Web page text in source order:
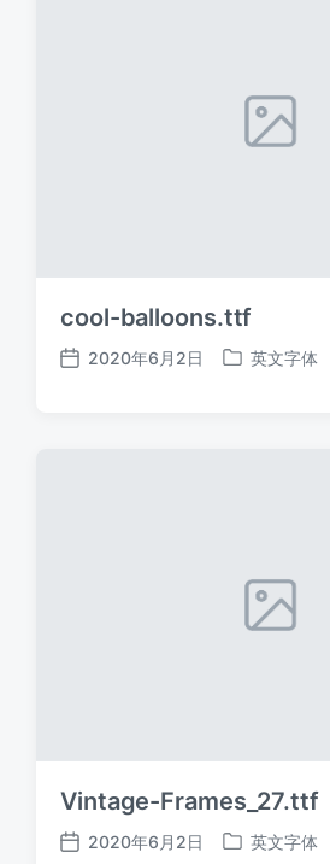
cool-balloons.ttf
发
2020年6月2日
发
英文字体
Vintage-Frames_27.ttf
发
2020年6月2日
发
英文字体